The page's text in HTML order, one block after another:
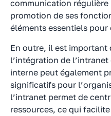
communication régulière
promotion de ses
éléments essentiels
En outre, il est important
l’intégration de
interne peut également
significatifs pour
l’intranet permet de
ressources, ce qui